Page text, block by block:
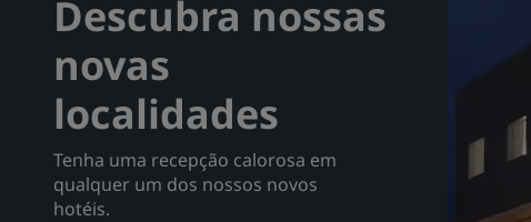
Descubra nossas
novas
localidades
Tenha uma recepção calorosa em
qualquer um dos nossos novos
hotéis.